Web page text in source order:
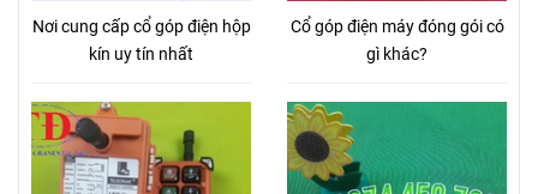
Nơi cung cấp cổ góp điện hộp
kín uy tín nhất
Cổ góp điện máy đóng gói có
gì khác?